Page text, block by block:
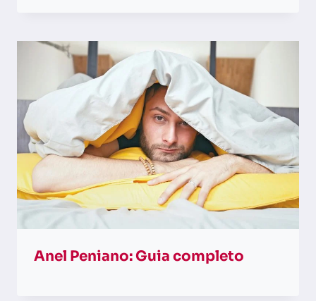
Anel Peniano: Guia completo